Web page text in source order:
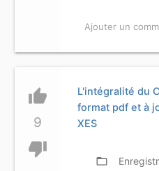
Ajouter un
thumb_up
9
thumb_down
L'intégralité du
format pdf et à
XES
folder_open